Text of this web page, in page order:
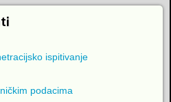
ispitivanje
podacima